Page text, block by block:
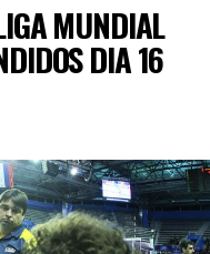
MUNDIAL
DIA 16